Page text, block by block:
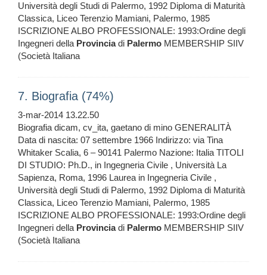
Università degli Studi di Palermo, 1992 Diploma di Maturità
Classica, Liceo Terenzio Mamiani, Palermo, 1985
ISCRIZIONE ALBO PROFESSIONALE: 1993:Ordine degli
Ingegneri della Provinciadi Palermo MEMBERSHIP SIIV
(Società Italiana
7. Biografia (74%)
3-mar-2014 13.22.50
Biografia dicam, cv_ita, gaetano di mino GENERALITÀ
Data di nascita: 07 settembre 1966 Indirizzo: via Tina
Whitaker Scalia, 6 – 90141 Palermo Nazione: Italia TITOLI
DI STUDIO: Ph.D., in Ingegneria Civile , Università La
Sapienza, Roma, 1996 Laurea in Ingegneria Civile ,
Università degli Studi di Palermo, 1992 Diploma di Maturità
Classica, Liceo Terenzio Mamiani, Palermo, 1985
ISCRIZIONE ALBO PROFESSIONALE: 1993:Ordine degli
Ingegneri della Provinciadi Palermo MEMBERSHIP SIIV
(Società Italiana